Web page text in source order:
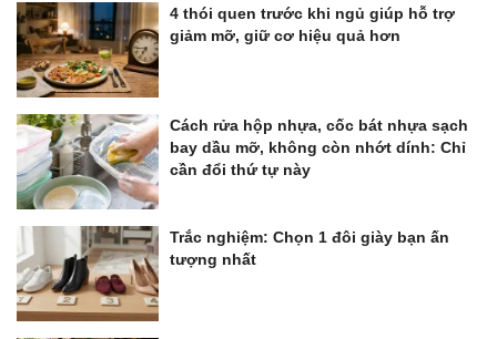
4 thói quen trước khi ngủ giúp hỗ trợ
giảm mỡ, giữ cơ hiệu quả hơn
Cách rửa hộp nhựa, cốc bát nhựa sạch
bay dầu mỡ, không còn nhớt dính: Chỉ
cần đổi thứ tự này
Trắc nghiệm: Chọn 1 đôi giày bạn ấn
tượng nhất